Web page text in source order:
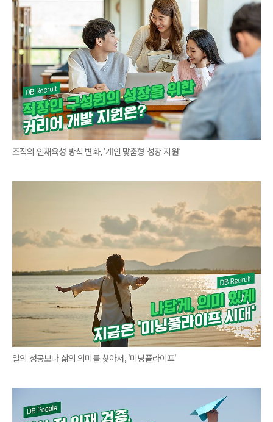
조직의 인재육성 방식 변화, ‘개인 맞춤형 성장 지원’
일의 성공보다 삶의 의미를 찾아서, '미닝풀라이프'